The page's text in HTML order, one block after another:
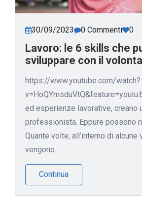
30/09/2023 0 Commenti 0
Lavoro: le 6 skills che
sviluppare con il
https://www.youtube.com/watch?
ed esperienze lavorative, creano
professionista. Eppure possono
Quante volte, all’interno di alcune
vengono…
Continua